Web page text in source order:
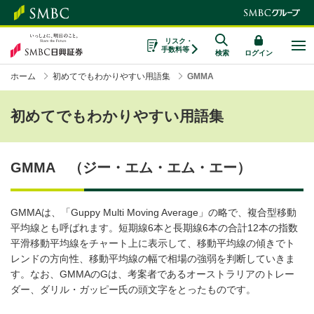
リスク・
手数料等
検索 ログイン
ホーム 初めてでもわかりやすい用語集 GMMA
初めてでもわかりやすい用語集
GMMA （ジー・エム・エム・エー）
GMMAは、「Guppy Multi Moving Average」の略で、複合型移動
平均線とも呼ばれます。短期線6本と長期線6本の合計12本の指数
平滑移動平均線をチャート上に表示して、移動平均線の傾きでト
レンドの方向性、移動平均線の幅で相場の強弱を判断していきま
す。なお、GMMAのGは、考案者であるオーストラリアのトレー
ダー、ダリル・ガッピー氏の頭文字をとったものです。